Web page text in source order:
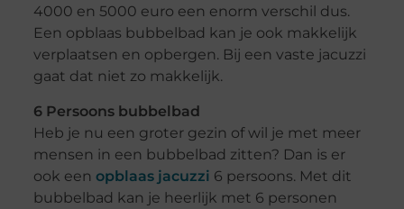
4000 en 5000 euro een enorm verschil dus.
Een opblaas bubbelbad kan je ook makkelijk
verplaatsen en opbergen. Bij een vaste jacuzzi
gaat dat niet zo makkelijk.
6 Persoons bubbelbad
Heb je nu een groter gezin of wil je met meer
mensen in een bubbelbad zitten? Dan is er
ook een opblaas jacuzzi 6 persoons. Met dit
bubbelbad kan je heerlijk met 6 personen